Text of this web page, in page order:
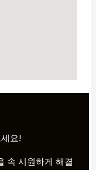
요!
속 시원하게 해결